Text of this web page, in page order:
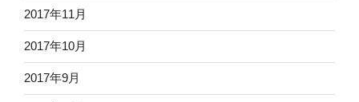
2017年11月
2017年10月
2017年9月